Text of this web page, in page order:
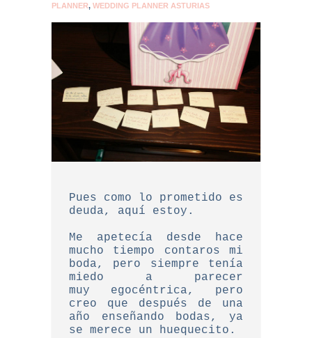
PLANNER, WEDDING PLANNER ASTURIAS
Pues como lo prometido es
deuda, aquí estoy.
Me apetecía desde hace
mucho tiempo contaros mi
boda, pero siempre tenía
miedo a parecer
muy egocéntrica, pero
creo que después de una
año enseñando bodas, ya
se merece un huequecito.